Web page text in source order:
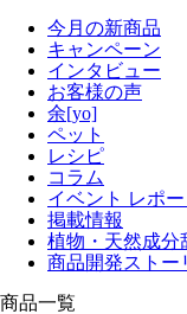
今月の新商品
キャンペーン
インタビュー
お客様の声
余[yo]
ペット
レシピ
コラム
イベント レポー
掲載情報
植物・天然成分
商品開発ストー
商品一覧